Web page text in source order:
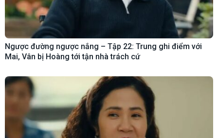
Ngược đường ngược nắng – Tập 22: Trung ghi điểm với
Mai, Vân bị Hoàng tới tận nhà trách cứ